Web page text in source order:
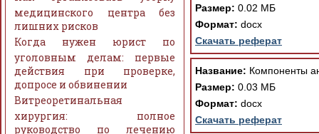
Размер: 0.02 МБ
Формат: docx
Скачать реферат
Название: Компоненты
Размер: 0.03 МБ
Формат: docx
Скачать реферат
медицинского центра без
лишних рисков
Когда нужен юрист по
уголовным делам: первые
действия при проверке,
допросе и обвинении
Витреоретинальная
хирургия: полное
руководство по лечению